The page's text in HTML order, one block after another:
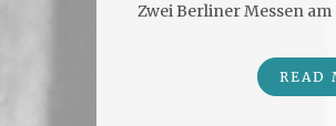
Zwei Berliner Messen am
READ